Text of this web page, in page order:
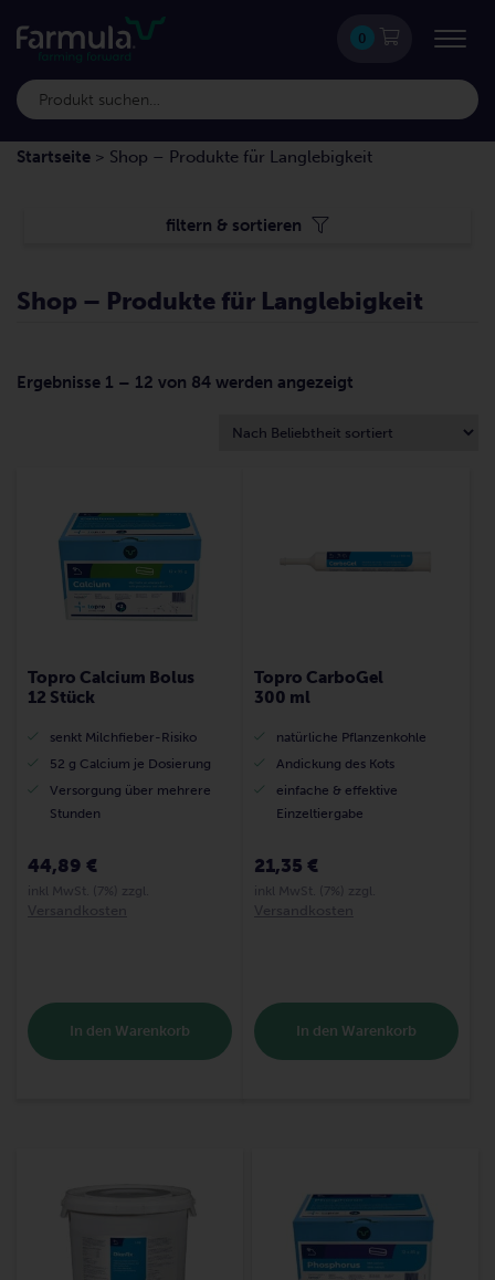
0
Startseite > Shop – Produkte für Langlebigkeit
Shop – Produkte für Langlebigkeit
Ergebnisse 1 – 12 von 84 werden angezeigt
Topro Calcium Bolus
12 Stück
senkt Milchfieber-Risiko
52 g Calcium je Dosierung
Versorgung über mehrere
Stunden
44,89 €
In den Warenkorb
Topro CarboGel
300 ml
natürliche Pflanzenkohle
Andickung des Kots
einfache & effektive
Einzeltiergabe
21,35 €
In den Warenkorb
filtern & sortieren